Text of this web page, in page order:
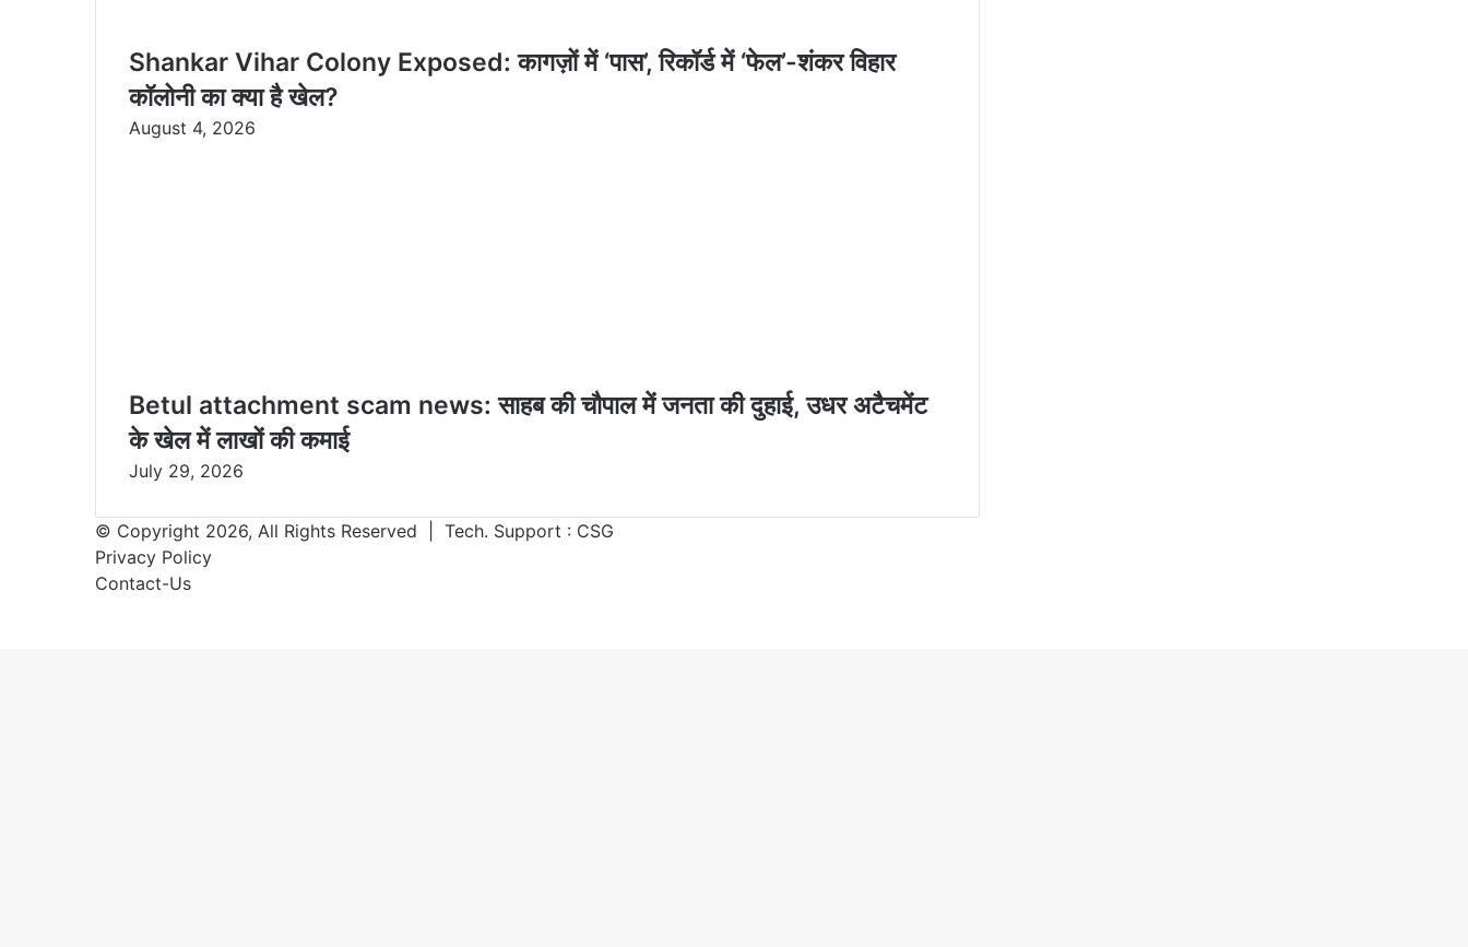
Shankar Vihar Colony Exposed: कागज़ों में ‘पास’, रिकॉर्ड में ‘फेल’-शंकर विहार
कॉलोनी का क्या है खेल?
August 4, 2026
Betul attachment scam news: साहब की चौपाल में जनता की दुहाई, उधर अटैचमेंट
के खेल में लाखों की कमाई
July 29, 2026
© Copyright 2026, All Rights Reserved | Tech. Support : CSG
Privacy Policy
Contact-Us